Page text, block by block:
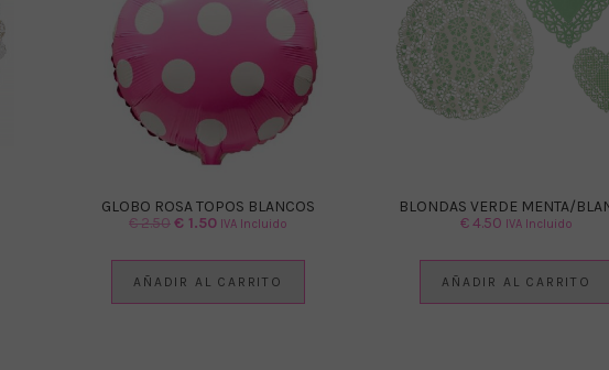
GLOBO ROSA TOPOS BLANCOS
€2.50El
€ 1.50ElIVA Incluido
AÑADIR AL CARRITO
BLONDAS VERDE MENTA/
€4.50 IVA Incluido
AÑADIR AL CARRITO